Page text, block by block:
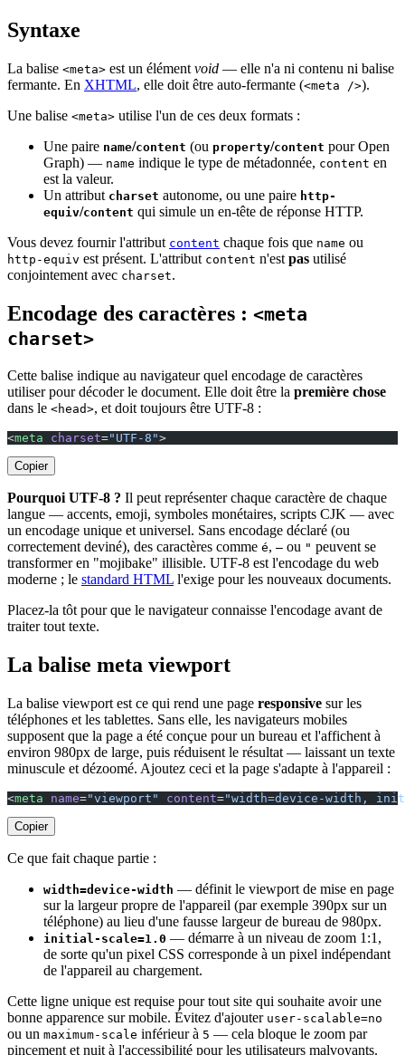
Syntaxe
La balise <meta> est un élément void — elle n'a ni contenu ni balise
fermante. En XHTML, elle doit être auto-fermante (<meta />).
Une balise <meta> utilise l'un de ces deux formats :
Une paire name/content (ou property/content pour Open
Graph) — name indique le type de métadonnée, content en
est la valeur.
Un attribut charset autonome, ou une paire http-
equiv/content qui simule un en-tête de réponse HTTP.
Vous devez fournir l'attribut content chaque fois que name ou
http-equiv est présent. L'attribut content n'est pas utilisé
conjointement avec charset.
Encodage des caractères : <meta
charset>
Cette balise indique au navigateur quel encodage de caractères
utiliser pour décoder le document. Elle doit être la première chose
dans le <head>, et doit toujours être UTF-8 :
<meta charset="UTF-8">
Copier
Pourquoi UTF-8 ? Il peut représenter chaque caractère de chaque
langue — accents, emoji, symboles monétaires, scripts CJK — avec
un encodage unique et universel. Sans encodage déclaré (ou
correctement deviné), des caractères comme é, — ou " peuvent se
transformer en "mojibake" illisible. UTF-8 est l'encodage du web
moderne ; le standard HTML l'exige pour les nouveaux documents.
Placez-la tôt pour que le navigateur connaisse l'encodage avant de
traiter tout texte.
La balise meta viewport
La balise viewport est ce qui rend une page responsive sur les
téléphones et les tablettes. Sans elle, les navigateurs mobiles
supposent que la page a été conçue pour un bureau et l'affichent à
environ 980px de large, puis réduisent le résultat — laissant un texte
minuscule et dézoomé. Ajoutez ceci et la page s'adapte à l'appareil :
<meta name="viewport" content="width=device-width,
Copier
Ce que fait chaque partie :
width=device-width — définit le viewport de mise en page
sur la largeur propre de l'appareil (par exemple 390px sur un
téléphone) au lieu d'une fausse largeur de bureau de 980px.
initial-scale=1.0 — démarre à un niveau de zoom 1:1,
de sorte qu'un pixel CSS corresponde à un pixel indépendant
de l'appareil au chargement.
Cette ligne unique est requise pour tout site qui souhaite avoir une
bonne apparence sur mobile. Évitez d'ajouter user-scalable=no
ou un maximum-scale inférieur à 5 — cela bloque le zoom par
pincement et nuit à l'accessibilité pour les utilisateurs malvoyants.